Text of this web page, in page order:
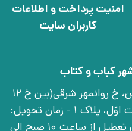
امنیت پرداخت و اطلاعات
کاربران سایت
کباب و کتاب
تهران، خ انقلاب، خ 12 فروردین، خ روانمهر شرقی(بین خ 12
فروردین و خ فخر رازی)، بن‌بست اوّل، پلاک 1 - زمان تحویل:
شنبه تا چهارشنبه به جز روزهای تعطیل از ساعت 10 صبح الی